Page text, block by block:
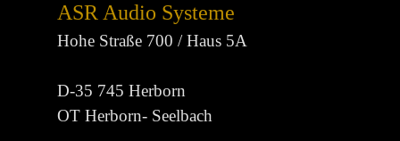
ASR Audio Systeme
Hohe Straße 700 / Haus 5A
D-35 745 Herborn
OT Herborn- Seelbach